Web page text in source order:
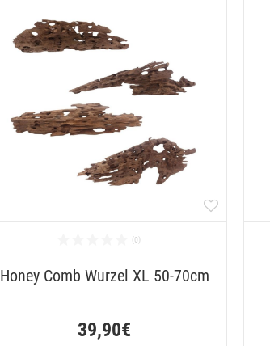
Honey Comb Wurzel XL 50-70cm
39,90€